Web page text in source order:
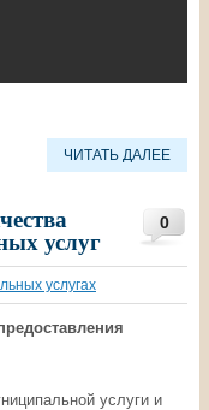
ЧИТАТЬ ДАЛЕЕ
0
услуг
услугах
услуги и